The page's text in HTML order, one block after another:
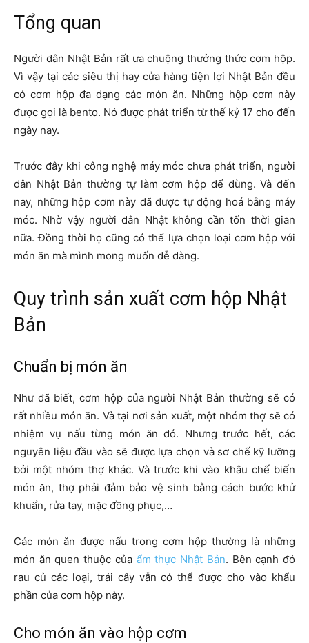
Tổng quan
Người dân Nhật Bản rất ưa chuộng thưởng thức cơm hộp.
Vì vậy tại các siêu thị hay cửa hàng tiện lợi Nhật Bản đều
có cơm hộp đa dạng các món ăn. Những hộp cơm này
được gọi là bento. Nó được phát triển từ thế kỷ 17 cho đến
ngày nay.
Trước đây khi công nghệ máy móc chưa phát triển, người
dân Nhật Bản thường tự làm cơm hộp để dùng. Và đến
nay, những hộp cơm này đã được tự động hoá bằng máy
móc. Nhờ vậy người dân Nhật không cần tốn thời gian
nữa. Đồng thời họ cũng có thể lựa chọn loại cơm hộp với
món ăn mà mình mong muốn dễ dàng.
Quy trình sản xuất cơm hộp Nhật
Bản
Chuẩn bị món ăn
Như đã biết, cơm hộp của người Nhật Bản thường sẽ có
rất nhiều món ăn. Và tại nơi sản xuất, một nhóm thợ sẽ có
nhiệm vụ nấu từng món ăn đó. Nhưng trước hết, các
nguyên liệu đầu vào sẽ được lựa chọn và sơ chế kỹ lưỡng
bởi một nhóm thợ khác. Và trước khi vào khâu chế biến
món ăn, thợ phải đảm bảo vệ sinh bằng cách bước khử
khuẩn, rửa tay, mặc đồng phục,…
Các món ăn được nấu trong cơm hộp thường là những
món ăn quen thuộc của ẩm thực Nhật Bản. Bên cạnh đó
rau củ các loại, trái cây vẫn có thể được cho vào khẩu
phần của cơm hộp này.
Cho món ăn vào hộp cơm